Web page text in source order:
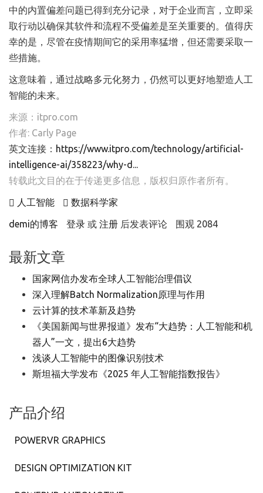
中的内置偏差问题已得到充分记录，对于企业而言，立即采
取行动以确保其软件和流程不受偏差是至关重要的。值得庆
幸的是，尽管在疫情期间它的采用率猛增，但还需要采取一
些措施。
这意味着，通过战略多元化努力，仍然可以更好地塑造人工
智能的未来。
来源：itpro.com
作者: Carly Page
英文连接： https://www.itpro.com/technology/artificial-
intelligence-ai/358223/why-d...
转载此文目的在于传递更多信息，版权归原作者所有。
人工智能 数据科学家
demi的博客 登录 或 注册 后发表评论 围观 2084
最新文章
国家网信办发布全球人工智能治理倡议
深入理解Batch Normalization原理与作用
云计算的技术革新及趋势
《美国新闻与世界报道》发布“大趋势：人工智能和机
器人”一文，提出6大趋势
浅谈人工智能中的图像识别技术
斯坦福大学发布《2025 年人工智能指数报告》
产品介绍
POWERVR GRAPHICS
DESIGN OPTIMIZATION KIT